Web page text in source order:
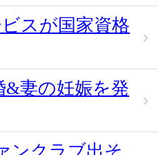
スが国家資格
&妻の妊娠を発